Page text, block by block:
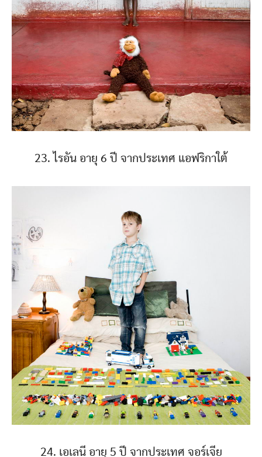
23. ไรอัน อายุ 6 ปี จากประเทศ แอฟริกาใต้
24. เอเลนี อายุ 5 ปี จากประเทศ จอร์เจีย